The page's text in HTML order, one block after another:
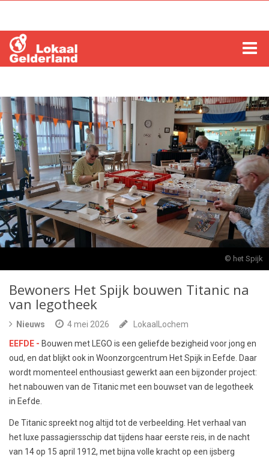
LOCHEM
ZUTPHEN
COLUMNS
RADIO
ZOEKEN
© het Spijk
Bewoners Het Spijk bouwen Titanic na
van legotheek
Nieuws 4 mei 2026
LokaalLochem
EEFDE - Bouwen met LEGO is een geliefde bezigheid voor jong en
oud, en dat blijkt ook in Woonzorgcentrum Het Spijk in Eefde. Daar
wordt momenteel enthousiast gewerkt aan een bijzonder project:
het nabouwen van de Titanic met een bouwset van de legotheek
in Eefde.
De Titanic spreekt nog altijd tot de verbeelding. Het verhaal van
het luxe passagiersschip dat tijdens haar eerste reis, in de nacht
van 14 op 15 april 1912, met bijna volle kracht op een ijsberg